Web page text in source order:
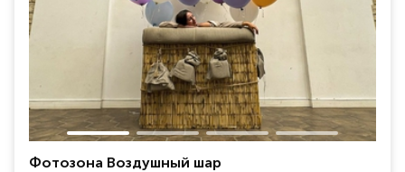
Фотозона Воздушный шар